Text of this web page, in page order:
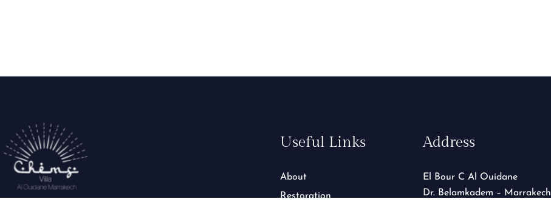
Useful Links
About
Restoration
Address
El Bour C Al Ouidane
Dr. Belamkadem – Marrakech